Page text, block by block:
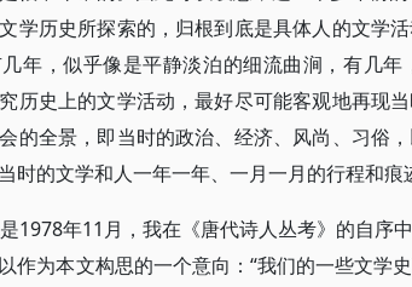
学历史所探索的，归根到底是具体人的文学
年，似乎像是平静淡泊的细流曲涧，有几
历史上的文学活动，最好尽可能客观地再现
的全景，即当时的政治、经济、风尚、习俗
时的文学和人一年一年、一月一月的行程和痕
1978年11月，我在《唐代诗人丛考》的自序
作为本文构思的一个意向：“我们的一些文学